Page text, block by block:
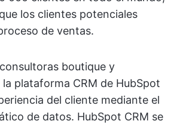
los clientes potenciales
de ventas.
boutique y
plataforma CRM de HubSpot
del cliente mediante el
de datos. HubSpot CRM se